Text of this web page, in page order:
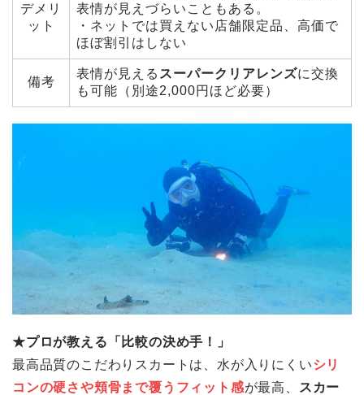
デメリ
ット
表情が見えづらいこともある。
・ネットでは買えない店舗限定品、高価で
ほぼ割引はしない
備考
表情が見える スーパークリアレンズに交換
も可能（別途2,000円ほど必要）
★プロが教える「比較の決め手！」
最高品質のこだわりスカートは、水が入りにくいシリ
コンの硬さや頬骨まで覆うフィット感が最高、
スカー